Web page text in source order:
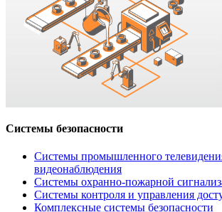
Системы безопасности
Системы промышленного
видеонаблюдения
Системы охранно-пожарной
Системы контроля и управления
Комплексные системы безопасности